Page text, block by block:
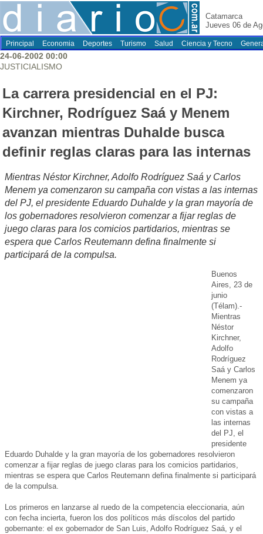
Catamarca
Jueves 06 de
Principal Economia Deportes Turismo Salud Ciencia y Tecno
24-06-2002 00:00
JUSTICIALISMO
La carrera presidencial en el PJ:
Kirchner, Rodríguez Saá y Menem
avanzan mientras Duhalde busca
definir reglas claras para las internas
Mientras Néstor Kirchner, Adolfo Rodríguez Saá y Carlos
Menem ya comenzaron su campaña con vistas a las internas
del PJ, el presidente Eduardo Duhalde y la gran mayoría de
los gobernadores resolvieron comenzar a fijar reglas de
juego claras para los comicios partidarios, mientras se
espera que Carlos Reutemann defina finalmente si
participará de la compulsa.
Buenos
Aires, 23 de
junio
(Télam).-
Mientras
Néstor
Kirchner,
Adolfo
Rodríguez
Saá y Carlos
Menem ya
comenzaron
su campaña
con vistas a
las internas
del PJ, el
presidente
Eduardo Duhalde y la gran mayoría de los gobernadores resolvieron
comenzar a fijar reglas de juego claras para los comicios partidarios,
mientras se espera que Carlos Reutemann defina finalmente si participará
de la compulsa.
Los primeros en lanzarse al ruedo de la competencia eleccionaria, aún
con fecha incierta, fueron los dos políticos más díscolos del partido
gobernante: el ex gobernador de San Luis, Adolfo Rodríguez Saá, y el